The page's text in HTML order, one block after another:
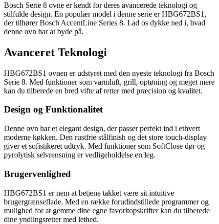
Bosch Serie 8 ovne er kendt for deres avancerede teknologi og
stilfulde design. En populær model i denne serie er HBG672BS1,
der tilhører Bosch AccentLine Series 8. Lad os dykke ned i, hvad
denne ovn har at byde på.
Avanceret Teknologi
HBG672BS1 ovnen er udstyret med den nyeste teknologi fra Bosch
Serie 8. Med funktioner som varmluft, grill, optøning og meget mere
kan du tilberede en bred vifte af retter med præcision og kvalitet.
Design og Funktionalitet
Denne ovn har et elegant design, der passer perfekt ind i ethvert
moderne køkken. Den rustfrie stålfinish og det store touch-display
giver et sofistikeret udtryk. Med funktioner som SoftClose dør og
pyrolytisk selvrensning er vedligeholdelse en leg.
Brugervenlighed
HBG672BS1 er nem at betjene takket være sit intuitive
brugergrænseflade. Med en række forudindstillede programmer og
mulighed for at gemme dine egne favoritopskrifter kan du tilberede
dine yndlingsretter med lethed.